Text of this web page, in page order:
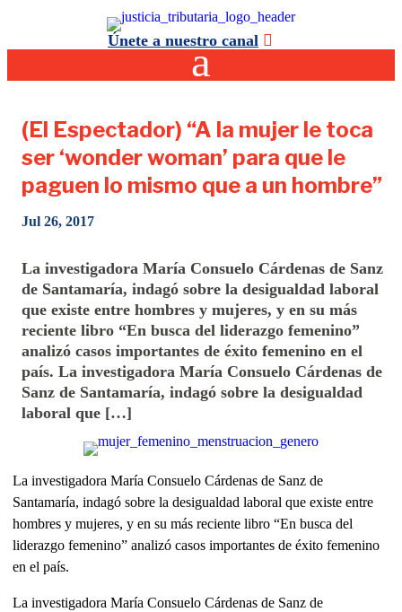
Únete a nuestro canal
(El Espectador) “A la mujer le toca
ser ‘wonder woman’ para que le
paguen lo mismo que a un hombre”
Jul 26, 2017
La investigadora María Consuelo Cárdenas de Sanz
de Santamaría, indagó sobre la desigualdad laboral
que existe entre hombres y mujeres, y en su más
reciente libro “En busca del liderazgo femenino”
analizó casos importantes de éxito femenino en el
país. La investigadora María Consuelo Cárdenas de
Sanz de Santamaría, indagó sobre la desigualdad
laboral que […]
La investigadora María Consuelo Cárdenas de Sanz de
Santamaría, indagó sobre la desigualdad laboral que existe entre
hombres y mujeres, y en su más reciente libro “En busca del
liderazgo femenino” analizó casos importantes de éxito femenino
en el país.
La investigadora María Consuelo Cárdenas de Sanz de